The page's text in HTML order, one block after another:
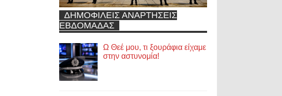
ΔΗΜΟΦΙΛΕΙΣ ΑΝΑΡΤΗΣΕΙΣ
ΕΒΔΟΜΑΔΑΣ
Ω Θεέ μου, τι ξουράφια είχαμε
στην αστυνομία!